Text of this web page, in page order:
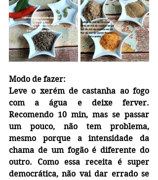
Modo de fazer:
Leve o xerém de castanha ao fogo
com a água e deixe ferver.
Recomendo 10 min, mas se passar
um pouco, não tem problema,
mesmo porque a intensidade da
chama de um fogão é diferente do
outro. Como essa receita é super
democrática, não vai dar errado se